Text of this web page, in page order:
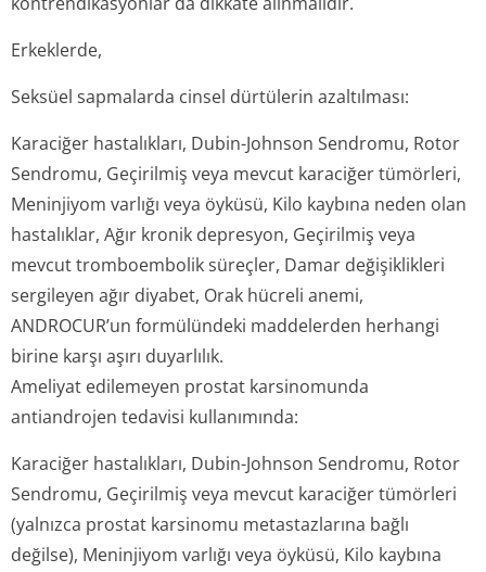
Erkeklerde,
Seksüel sapmalarda cinsel dürtülerin azaltılması:
Karaciğer hastalıkları, Dubin-Johnson Sendromu, Rotor
Sendromu, Geçirilmiş veya mevcut karaciğer tümörleri,
Meninjiyom varlığı veya öyküsü, Kilo kaybına neden olan
hastalıklar, Ağır kronik depresyon, Geçirilmiş veya
mevcut tromboembolik süreçler, Damar değişiklikleri
sergileyen ağır diyabet, Orak hücreli anemi,
ANDROCUR’un formülündeki maddelerden herhangi
birine karşı aşırı duyarlılık.
Ameliyat edilemeyen prostat karsinomunda
antiandrojen tedavisi kullanımında:
Karaciğer hastalıkları, Dubin-Johnson Sendromu, Rotor
Sendromu, Geçirilmiş veya mevcut karaciğer tümörleri
(yalnızca prostat karsinomu metastazlarına bağlı
değilse), Meninjiyom varlığı veya öyküsü, Kilo kaybına